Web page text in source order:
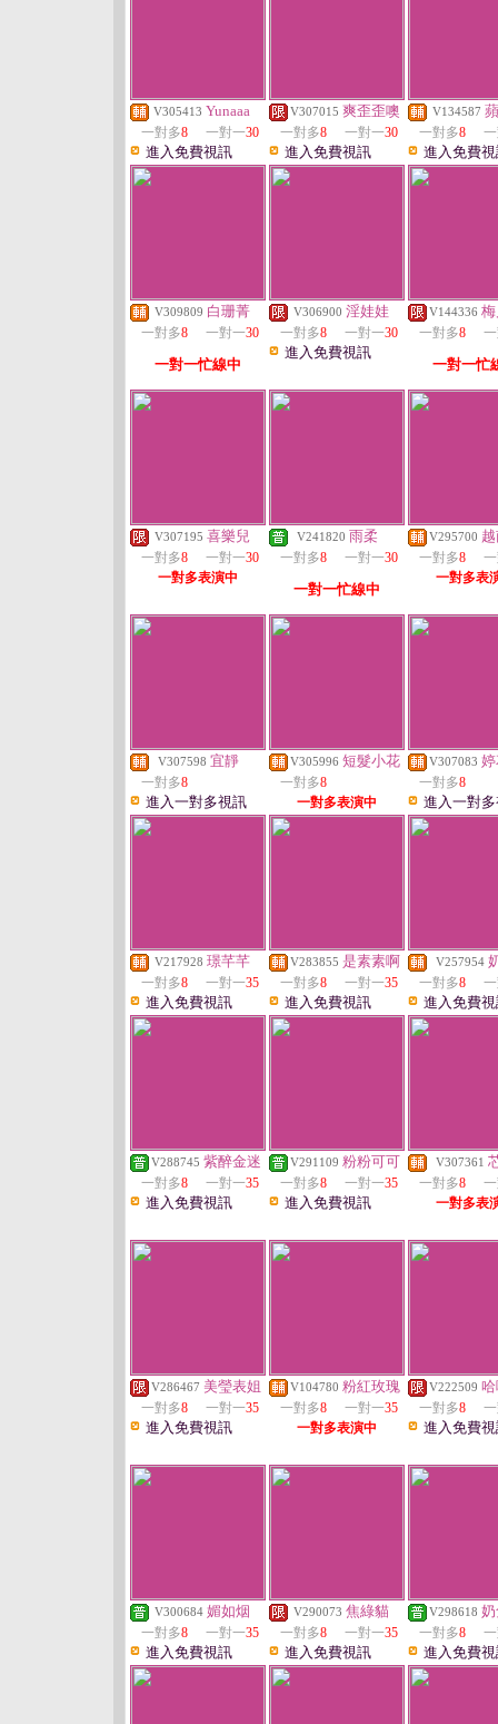
V305413 Yunaaa
一對多8 一對一30
進入免費視訊
V307015 爽歪歪噢
一對多8 一對一30
進入免費視訊
V134587
一對多8
進入免費
V309809 白珊菁
一對多8 一對一30
一對一忙線中
V306900 淫娃娃
一對多8 一對一30
進入免費視訊
V144336
一對多8
一對一忙
V307195 喜樂兒
一對多8 一對一30
一對多表演中
V241820 雨柔
一對多8 一對一30
一對一忙線中
V295700
一對多8
一對多表
V307598 宜靜
一對多8
進入一對多視訊
V305996 短髮小花
一對多8
一對多表演中
V307083
一對多8
進入一對
V217928 璟芊芊
一對多8 一對一35
進入免費視訊
V283855 是素素啊
一對多8 一對一35
進入免費視訊
V257954
一對多8
進入免費
V288745 紫醉金迷
一對多8 一對一35
進入免費視訊
V291109 粉粉可可
一對多8 一對一35
進入免費視訊
V307361
一對多8
一對多表
V286467 美瑩表姐
一對多8 一對一35
進入免費視訊
V104780 粉紅玫瑰
一對多8 一對一35
一對多表演中
V222509
一對多8
進入免費
V300684 媚如烟
一對多8 一對一35
進入免費視訊
V290073 焦綠貓
一對多8 一對一35
進入免費視訊
V298618
一對多8
進入免費